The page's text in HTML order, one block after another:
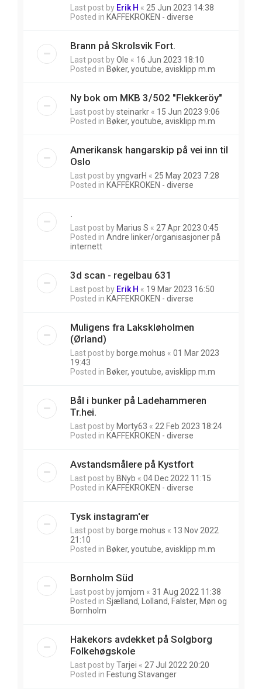
Last post by Erik H « 25 Jun 2023 14:38
Posted in KAFFEKROKEN - diverse
Brann på Skrolsvik Fort.
Last post byOle « 16 Jun 2023 18:10
Posted in Bøker, youtube, avisklipp m.m
Ny bok om MKB 3/502 "Flekkeröy"
Last post bysteinarkr « 15 Jun 2023 9:06
Posted in Bøker, youtube, avisklipp m.m
Amerikansk hangarskip på vei inn til
Oslo
Last post byyngvarH « 25 May 2023 7:28
Posted in KAFFEKROKEN - diverse
.
Last post by Marius S « 27 Apr 2023 0:45
Posted in Andre linker/organisasjoner på
internett
3d scan - regelbau 631
Last post by Erik H « 19 Mar 2023 16:50
Posted in KAFFEKROKEN - diverse
Muligens fra Lakskløholmen
(Ørland)
Last post by borge.mohus « 01 Mar 2023
19:43
Posted in Bøker, youtube, avisklipp m.m
Bål i bunker på Ladehammeren
Tr.hei.
Last post by Morty63 « 22 Feb 2023 18:24
Posted in KAFFEKROKEN - diverse
Avstandsmålere på Kystfort
Last post by BNyb « 04 Dec 2022 11:15
Posted in KAFFEKROKEN - diverse
Tysk instagram'er
Last post by borge.mohus « 13 Nov 2022
21:10
Posted in Bøker, youtube, avisklipp m.m
Bornholm Süd
Last post byjomjom « 31 Aug 2022 11:38
Posted in Sjælland, Lolland, Falster, Møn og
Bornholm
Hakekors avdekket på Solgborg
Folkehøgskole
Last post byTarjei « 27 Jul 2022 20:20
Posted in Festung Stavanger